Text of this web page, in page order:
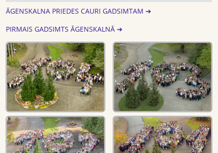
ĀGENSKALNA PRIEDES CAURI GADSIMTAM ➔
PIRMAIS GADSIMTS ĀGENSKALNĀ ➔